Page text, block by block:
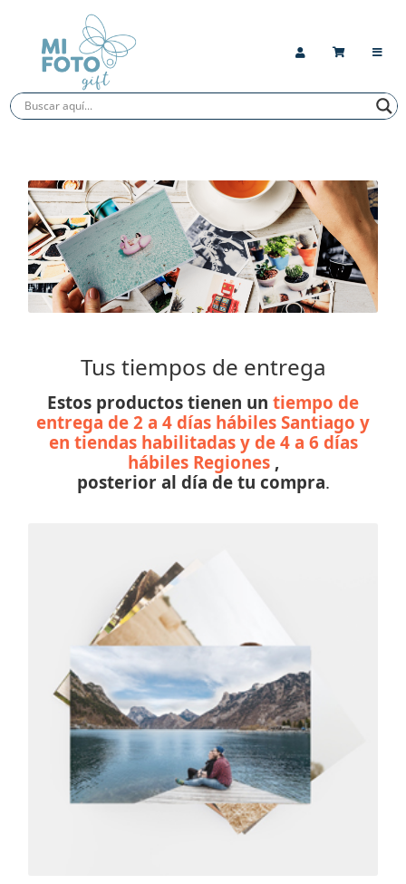
Tus tiempos de entrega
Estos productos tienen un tiempo de
entrega de 2 a 4 días hábiles Santiago y
en tiendas habilitadas y de 4 a 6 días
hábiles Regiones ,
posterior al día de tu compra.